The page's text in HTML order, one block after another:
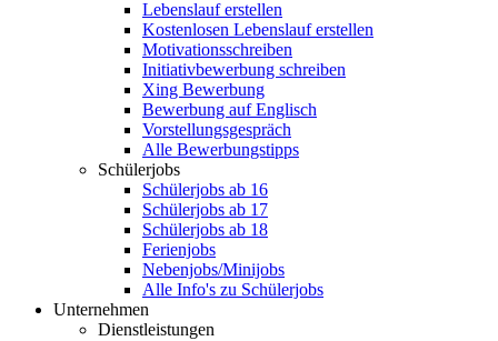
Lebenslauf erstellen
Kostenlosen Lebenslauf erstellen
Motivationsschreiben
Initiativbewerbung schreiben
Xing Bewerbung
Bewerbung auf Englisch
Vorstellungsgespräch
Alle Bewerbungstipps
Schülerjobs
Schülerjobs ab 16
Schülerjobs ab 17
Schülerjobs ab 18
Ferienjobs
Nebenjobs/Minijobs
Alle Info's zu Schülerjobs
Unternehmen
Dienstleistungen